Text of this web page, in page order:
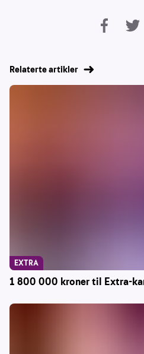
Relaterte artikler
1 800 000 kroner til Extra-
EXTRA